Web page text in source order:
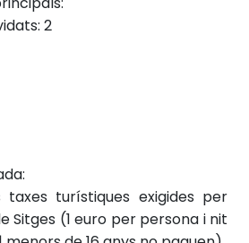
2
turístiques exigides per
Sitges (1 euro per persona i nit